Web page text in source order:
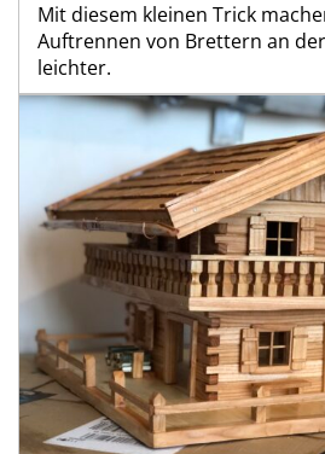
Mit diesem kleinen Trick
Auftrennen von Brettern an
leichter.